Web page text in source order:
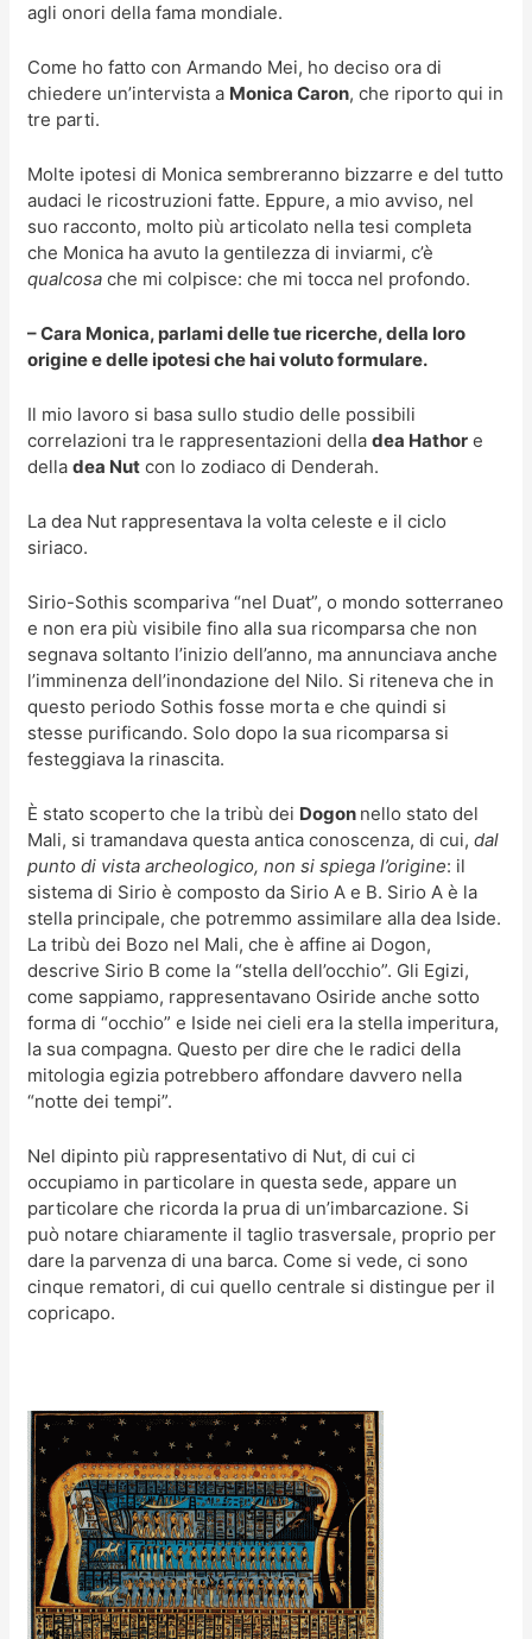
agli onori della fama mondiale.
Come ho fatto con Armando Mei, ho deciso ora di
chiedere un’intervista a Monica Caron, che riporto qui in
tre parti.
Molte ipotesi di Monica sembreranno bizzarre e del tutto
audaci le ricostruzioni fatte. Eppure, a mio avviso, nel
suo racconto, molto più articolato nella tesi completa
che Monica ha avuto la gentilezza di inviarmi, c’è
qualcosache mi colpisce: che mi tocca nel profondo.
– Cara Monica, parlami delle tue ricerche, della loro
origine e delle ipotesi che hai voluto formulare.
Il mio lavoro si basa sullo studio delle possibili
correlazioni tra le rappresentazioni delladea Hathor e
delladea Nut con lo zodiaco di Denderah.
La dea Nut rappresentava la volta celeste e il ciclo
siriaco.
Sirio-Sothis scompariva “nel Duat”, o mondo sotterraneo
e non era più visibile fino alla sua ricomparsa che non
segnava soltanto l’inizio dell’anno, ma annunciava anche
l’imminenza dell’inondazione del Nilo. Si riteneva che in
questo periodo Sothis fosse morta e che quindi si
stesse purificando. Solo dopo la sua ricomparsa si
festeggiava la rinascita.
È stato scoperto che la tribù dei Dogon nello stato del
Mali, si tramandava questa antica conoscenza, di cui,dal
punto di vista archeologico, non si spiega l’origine: il
sistema di Sirio è composto da Sirio A e B. Sirio A è la
stella principale, che potremmo assimilare alla dea Iside.
La tribù dei Bozo nel Mali, che è affine ai Dogon,
descrive Sirio B come la “stella dell’occhio”. Gli Egizi,
come sappiamo, rappresentavano Osiride anche sotto
forma di “occhio” e Iside nei cieli era la stella imperitura,
la sua compagna. Questo per dire che le radici della
mitologia egizia potrebbero affondare davvero nella
“notte dei tempi”.
Nel dipinto più rappresentativo di Nut, di cui ci
occupiamo in particolare in questa sede, appare un
particolare che ricorda la prua di un’imbarcazione. Si
può notare chiaramente il taglio trasversale, proprio per
dare la parvenza di una barca. Come si vede, ci sono
cinque rematori, di cui quello centrale si distingue per il
copricapo.